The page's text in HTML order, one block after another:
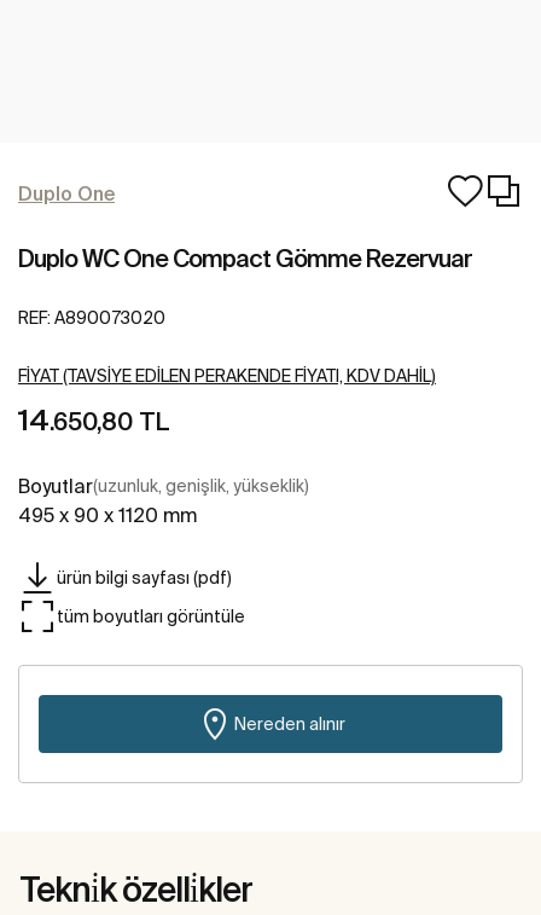
Duplo One
Duplo WC One Compact Gömme Rezervuar
REF: A890073020
FIYAT (TAVSIYE EDILEN PERAKENDE FIYATI, KDV DAHIL)
14.650,80 TL
Boyutlar(uzunluk, genişlik, yükseklik)
495 x 90 x 1120 mm
ürün bilgi sayfası (pdf)
tüm boyutları görüntüle
Nereden alınır
Tekni̇k özelli̇kler